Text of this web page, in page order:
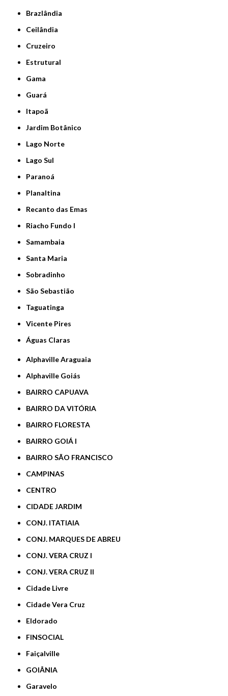
Brazlândia
Ceilândia
Cruzeiro
Estrutural
Gama
Guará
Itapoã
Jardim Botânico
Lago Norte
Lago Sul
Paranoá
Planaltina
Recanto das Emas
Riacho Fundo I
Samambaia
Santa Maria
Sobradinho
São Sebastião
Taguatinga
Vicente Pires
Águas Claras
Alphaville Araguaia
Alphaville Goiás
BAIRRO CAPUAVA
BAIRRO DA VITÓRIA
BAIRRO FLORESTA
BAIRRO GOIÁ I
BAIRRO SÃO FRANCISCO
CAMPINAS
CENTRO
CIDADE JARDIM
CONJ. ITATIAIA
CONJ. MARQUES DE ABREU
CONJ. VERA CRUZ I
CONJ. VERA CRUZ II
Cidade Livre
Cidade Vera Cruz
Eldorado
FINSOCIAL
Faiçalville
GOIÂNIA
Garavelo